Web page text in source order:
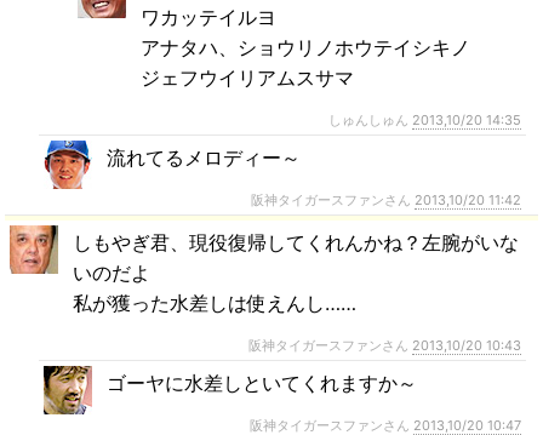
ワカッテイルヨ
アナタハ、ショウリノホウテイシキノ
ジェフウイリアムスサマ
しゅんしゅん 2013,10/20 14:35
流れてるメロディー～
阪神タイガースファンさん 2013,10/20 11:42
しもやぎ君、現役復帰してくれんかね？左腕がいな
いのだよ
私が獲った水差しは使えんし……
阪神タイガースファンさん 2013,10/20 10:43
ゴーヤに水差しといてくれますか～
阪神タイガースファンさん 2013,10/20 10:47